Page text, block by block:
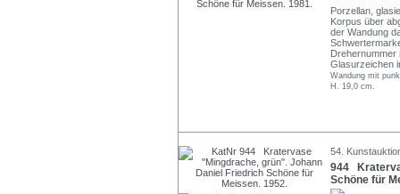
Porzellan,
Korpus über
der Wandung
Glasurzeichen
Wandung mit
H. 19,0 cm.
54.
944
Schöne für